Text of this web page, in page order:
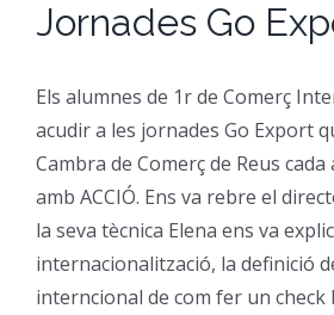
Jornades Go
Els alumnes de 1r de Comerç
acudir a les jornades Go Export
Cambra de Comerç de Reus
amb ACCIÓ. Ens va rebre el
la seva tècnica Elena ens va
internacionalització, la definició
interncional de com fer un check